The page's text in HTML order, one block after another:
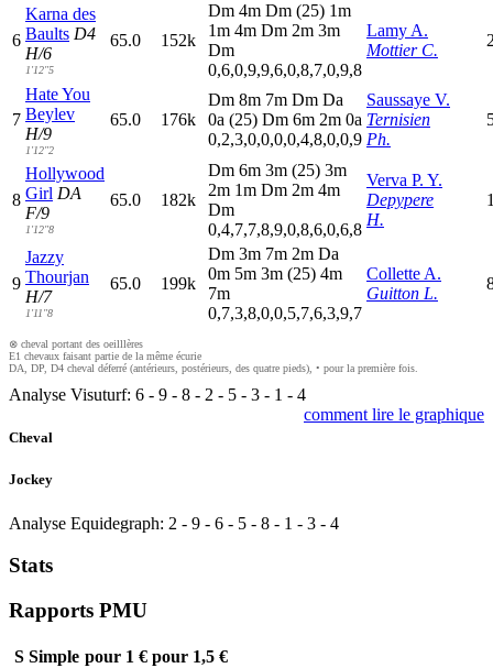
6
Karna des
Baults D4
H/6
1'12"5
65.0 152k
Dm 4m Dm (25) 1m
1m 4m Dm 2m 3m
Dm
0,6,0,9,9,6,0,8,7,0,9,8
Lamy A.
Mottier C.
7
Hate You
Beylev
H/9
1'12"2
65.0 176k
Dm 8m 7m Dm Da
0a (25) Dm 6m 2m 0a
0,2,3,0,0,0,0,4,8,0,0,9
Saussaye V.
Ternisien
Ph.
8
Hollywood
Girl DA
F/9
1'12"8
65.0 182k
Dm 6m 3m (25) 3m
2m 1m Dm 2m 4m
Dm
0,4,7,7,8,9,0,8,6,0,6,8
Verva P. Y.
Depypere
H.
9
Jazzy
Thourjan
H/7
1'11"8
65.0 199k
Dm 3m 7m 2m Da
0m 5m 3m (25) 4m
7m
0,7,3,8,0,0,5,7,6,3,9,7
Collette A.
Guitton L.
⊗ cheval portant des oeilllères
E1 chevaux faisant partie de la même écurie
DA, DP, D4 cheval déferré (antérieurs, postérieurs, des quatre pieds), • pour la première fois.
Analyse Visuturf: 6 - 9 - 8 - 2 - 5 - 3 - 1 - 4
comment lire le graphique
Cheval
Jockey
Analyse Equidegraph: 2 - 9 - 6 - 5 - 8 - 1 - 3 - 4
Stats
Rapports PMU
SSimple pour 1 € pour 1,5 €